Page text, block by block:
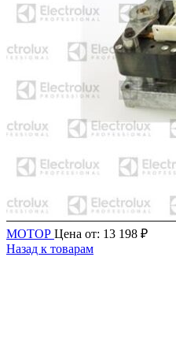
МОТОР Цена от: 13 198 ₽
Назад к товарам